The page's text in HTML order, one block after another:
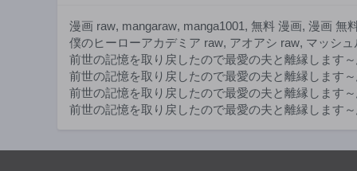
漫画 raw, mangaraw, manga1001, 無料 漫画, 漫画 無
僕のヒーローアカデミア raw, アオアシ raw, マッシュ
前世の記憶を取り戻したので最愛の夫と離縁します
前世の記憶を取り戻したので最愛の夫と離縁します
前世の記憶を取り戻したので最愛の夫と離縁します
前世の記憶を取り戻したので最愛の夫と離縁します